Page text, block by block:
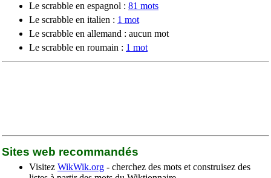
Le scrabble en espagnol : 81 mots
Le scrabble en italien : 1 mot
Le scrabble en allemand : aucun mot
Le scrabble en roumain : 1 mot
Sites web recommandés
Visitez WikWik.org - cherchez des mots et construisez des